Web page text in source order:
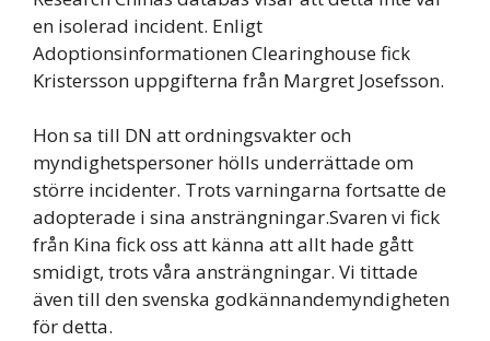
en isolerad incident. Enligt
Adoptionsinformationen Clearinghouse fick
Kristersson uppgifterna från Margret Josefsson.
Hon sa till DN att ordningsvakter och
myndighetspersoner hölls underrättade om
större incidenter. Trots varningarna fortsatte de
adopterade i sina ansträngningar.Svaren vi fick
från Kina fick oss att känna att allt hade gått
smidigt, trots våra ansträngningar. Vi tittade
även till den svenska godkännandemyndigheten
för detta.